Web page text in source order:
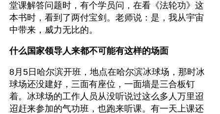
堂课解答问题时，有个学员问，在看《法轮功》这
本书时，看到了两付宝剑。老师说：是，我从宇宙
中带来，威力无比的。
什么国家领导人来都不可能有这样的场面
8月5日哈尔滨开班，地点在哈尔滨冰球场，那时冰
球场还没建好，三面有座位，一面墙是三合板钉
着。冰球场的工作人员从没听说过这么多人万里迢
迢赶来参加的气功班，也跑来听课。有一天上课还